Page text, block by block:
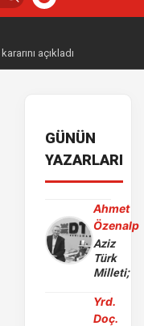
açıkladı
GÜNÜN
YAZARLARI
Ahmet
Özenalp
Aziz
Türk
Milleti;
Yrd.
Doç.